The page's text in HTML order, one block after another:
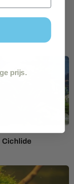
Cichlide
prijs.